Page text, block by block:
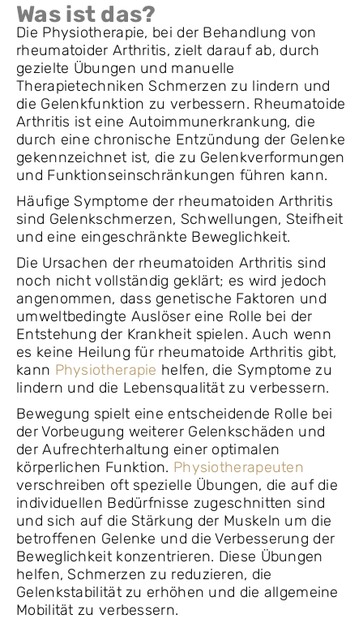
Was ist das?
Die Physiotherapie, bei der Behandlung von
rheumatoider Arthritis, zielt darauf ab, durch
gezielte Übungen und manuelle
Therapietechniken Schmerzen zu lindern und
die Gelenkfunktion zu verbessern. Rheumatoide
Arthritis ist eine Autoimmunerkrankung, die
durch eine chronische Entzündung der Gelenke
gekennzeichnet ist, die zu Gelenkverformungen
und Funktionseinschränkungen führen kann.
Häufige Symptome der rheumatoiden Arthritis
sind Gelenkschmerzen, Schwellungen, Steifheit
und eine eingeschränkte Beweglichkeit.
Die Ursachen der rheumatoiden Arthritis sind
noch nicht vollständig geklärt; es wird jedoch
angenommen, dass genetische Faktoren und
umweltbedingte Auslöser eine Rolle bei der
Entstehung der Krankheit spielen. Auch wenn
es keine Heilung für rheumatoide Arthritis gibt,
kann Physiotherapie helfen, die Symptome zu
lindern und die Lebensqualität zu verbessern.
Bewegung spielt eine entscheidende Rolle bei
der Vorbeugung weiterer Gelenkschäden und
der Aufrechterhaltung einer optimalen
körperlichen Funktion. Physiotherapeuten
verschreiben oft spezielle Übungen, die auf die
individuellen Bedürfnisse zugeschnitten sind
und sich auf die Stärkung der Muskeln um die
betroffenen Gelenke und die Verbesserung der
Beweglichkeit konzentrieren. Diese Übungen
helfen, Schmerzen zu reduzieren, die
Gelenkstabilität zu erhöhen und die allgemeine
Mobilität zu verbessern.